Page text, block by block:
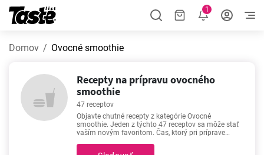
1
Domov Ovocné smoothie
Recepty na prípravu ovocného
smoothie
47 receptov
Objavte chutné recepty z kategórie Ovocné
smoothie. Jeden z týchto 47 receptov sa môže stať
vaším novým favoritom. Čas, ktorý pri príprave